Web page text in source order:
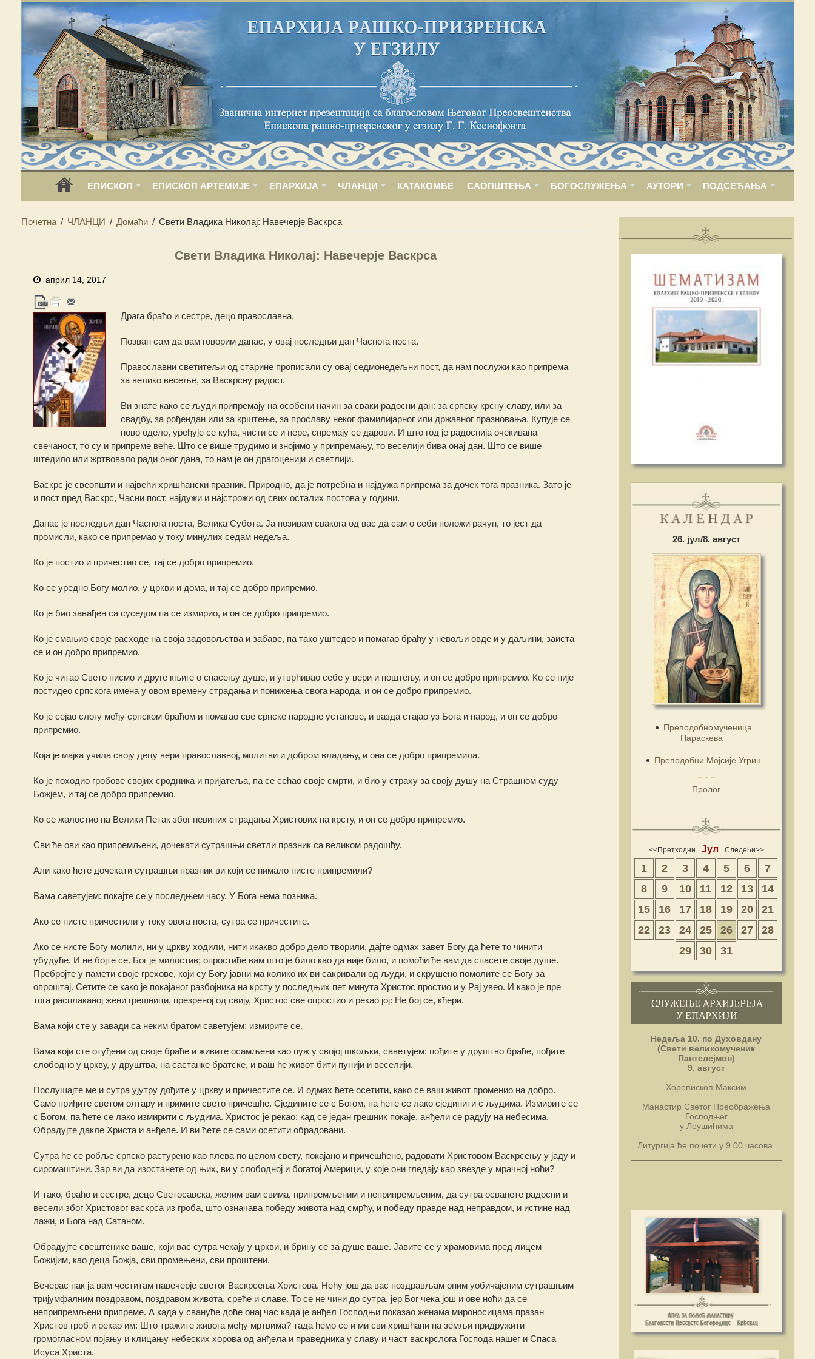
ЕПИСКОП ЕПИСКОП АРТЕМИЈЕ ЕПАРХИЈА ЧЛАНЦИ КАТАКОМБЕ САОПШТЕЊА БОГОСЛУЖЕЊА АУТОРИ ПОДСЕЋАЊА
Почетна / ЧЛАНЦИ / Домаћи / Свети Владика Николај: Навечерје Васкрса
Свети Владика Николај: Навечерје Васкрса
април 14, 2017
Драга браћо и сестре, децо православна,
Позван сам да вам говорим данас, у овај последњи дан Часнога поста.
Православни светитељи од старине прописали су овај седмонедељни пост, да нам послужи као припрема
за велико весеље, за Васкрсну радост.
Ви знате како се људи припремају на особени начин за сваки радосни дан: за српску крсну славу, или за
свадбу, за рођендан или за крштење, за прославу неког фамилијарног или државног празновања. Купује се
ново одело, уређује се кућа, чисти се и пере, спремају се дарови. И што год је радоснија очекивана
свечаност, то су и припреме веће. Што се више трудимо и знојимо у припремању, то веселији бива онај дан. Што се више
штедило или жртвовало ради оног дана, то нам је он драгоценији и светлији.
Васкрс је свеопшти и највећи хришћански празник. Природно, да је потребна и најдужа припрема за дочек тога празника. Зато је
и пост пред Васкрс, Часни пост, најдужи и најстрожи од свих осталих постова у години.
Данас је последњи дан Часнога поста, Велика Субота. Ја позивам свакога од вас да сам о себи положи рачун, то јест да
промисли, како се припремао у току минулих седам недеља.
Ко је постио и причестио се, тај се добро припремио.
Ко се уредно Богу молио, у цркви и дома, и тај се добро припремио.
Ко је био завађен са суседом па се измирио, и он се добро припремио.
Ко је смањио своје расходе на своја задовољства и забаве, па тако уштедео и помагао браћу у невољи овде и у даљини, заиста
се и он добро припремио.
Ко је читао Свето писмо и друге књиге о спасењу душе, и утврћивао себе у вери и поштењу, и он се добро припремио. Ко се није
постидео српскога имена у овом времену страдања и понижења свога народа, и он се добро припремио.
Ко је сејао слогу међу српском браћом и помагао све српске народне установе, и вазда стајао уз Бога и народ, и он се добро
припремио.
Која је мајка учила своју децу вери православној, молитви и добром владању, и она се добро припремила.
Ко је походио гробове својих сродника и пријатеља, па се сећао своје смрти, и био у страху за своју душу на Страшном суду
Божјем, и тај се добро припремио.
Ко се жалостио на Велики Петак због невиних страдања Христових на крсту, и он се добро припремио.
Сви ће ови као припремљени, дочекати сутрашњи светли празник са великом радошћу.
Али како ћете дочекати сутрашњи празник ви који се нимало нисте припремили?
Вама саветујем: покајте се у последњем часу. У Бога нема позника.
Ако се нисте причестили у току овога поста, сутра се причестите.
Ако се нисте Богу молили, ни у цркву ходили, нити икакво добро дело творили, дајте одмах завет Богу да ћете то чинити
убудуће. И не бојте се. Бог је милостив; опростиће вам што је било као да није било, и помоћи ће вам да спасете своје душе.
Пребројте у памети своје грехове, који су Богу јавни ма колико их ви сакривали од људи, и скрушено помолите се Богу за
опроштај. Сетите се како је покајаног разбојника на крсту у последњих пет минута Христос простио и у Рај увео. И како је пре
тога расплаканој жени грешници, презреној од свију, Христос све опростио и рекао јој: Не бој се, кћери.
Вама који сте у завади са неким братом саветујем: измирите се.
Вама који сте отуђени од своје браће и живите осамљени као пуж у својој шкољки, саветујем: пођите у друштво браће, пођите
слободно у цркву, у друштва, на састанке братске, и ваш ће живот бити пунији и веселији.
Послушајте ме и сутра ујутру дођите у цркву и причестите се. И одмах ћете осетити, како се ваш живот променио на добро.
Само приђите светом олтару и примите свето причешће. Сједините се с Богом, па ћете се лако сјединити с људима. Измирите се
с Богом, па ћете се лако измирити с људима. Христос је рекао: кад се један грешник покаје, анђели се радују на небесима.
Обрадујте дакле Христа и анђеле. И ви ћете се сами осетити обрадовани.
Сутра ће се робље српско растурено као плева по целом свету, покајано и причешћено, радовати Христовом Васкрсењу у јаду и
сиромаштини. Зар ви да изостанете од њих, ви у слободној и богатој Америци, у које они гледају као звезде у мрачној ноћи?
И тако, браћо и сестре, децо Светосавска, желим вам свима, припремљеним и неприпремљеним, да сутра осванете радосни и
весели због Христовог васкрса из гроба, што означава победу живота над смрћу, и победу правде над неправдом, и истине над
лажи, и Бога над Сатаном.
Обрадујте свештенике ваше, који вас сутра чекају у цркви, и брину се за душе ваше. Јавите се у храмовима пред лицем
Божијим, као деца Божја, сви промењени, сви проштени.
Вечерас пак ја вам честитам навечерје светог Васкрсења Христова. Нећу још да вас поздрављам оним уобичајеним сутрашњим
тријумфалним поздравом, поздравом живота, среће и славе. То се не чини до сутра, јер Бог чека још и ове ноћи да се
неприпремљени припреме. А када у свануће доће онај час када је анђел Господњи показао женама мироносицама празан
Христов гроб и рекао им: Што тражите живога међу мртвима? тада ћемо се и ми сви хришћани на земљи придружити
громогласном појању и клицању небеских хорова од анђела и праведника у славу и част васкрслога Господа нашег и Спаса
Исуса Христа.
26. јул/8. август
Преподобномученица
Параскева
Преподобни Мојсије Угрин
Пролог
<<Претходни Јул Следећи>>
1 2 3 4 5 6
7
8
9 10 11 12 13
14
15
16 17 18 19 20
21
22
23 24 25 26 27
28
29
30 31
Недеља 10. по Духовдану
(Свети великомученик
Пантелејмон)
9. август
Хорепископ Максим
Манастир Светог Преображења
Господњег
у Леушићима
Литургија ће почети у 9.00 часова.